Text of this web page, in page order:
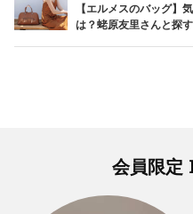
【エルメスのバッグ】
は？蛯原友里さんと探
会員限定